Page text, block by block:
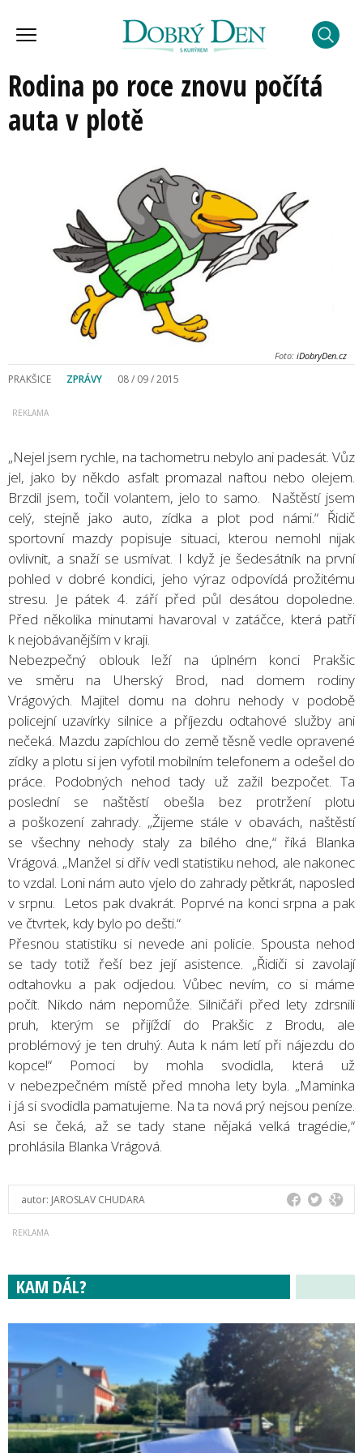
Rodina po roce znovu počítá
auta v plotě
Foto: iDobryDen.cz
PRAKŠICE ZPRÁVY 08 / 09 / 2015
„Nejel jsem rychle, na tachometru nebylo ani padesát. Vůz
jel, jako by někdo asfalt promazal naftou nebo olejem.
Brzdil jsem, točil volantem, jelo to samo. Naštěstí jsem
celý, stejně jako auto, zídka a plot pod námi.“ Řidič
sportovní mazdy popisuje situaci, kterou nemohl nijak
ovlivnit, a snaží se usmívat. I když je šedesátník na první
pohled v dobré kondici, jeho výraz odpovídá prožitému
stresu. Je pátek 4. září před půl desátou dopoledne.
Před několika minutami havaroval v zatáčce, která patří
k nejobávanějším v kraji.
Nebezpečný oblouk leží na úplném konci Prakšic
ve směru na Uherský Brod, nad domem rodiny
Vrágových. Majitel domu na dohru nehody v podobě
policejní uzavírky silnice a příjezdu odtahové služby ani
nečeká. Mazdu zapíchlou do země těsně vedle opravené
zídky a plotu si jen vyfotil mobilním telefonem a odešel do
práce. Podobných nehod tady už zažil bezpočet. Ta
poslední se naštěstí obešla bez protržení plotu
a poškození zahrady. „Žijeme stále v obavách, naštěstí
se všechny nehody staly za bílého dne,“ říká Blanka
Vrágová. „Manžel si dřív vedl statistiku nehod, ale nakonec
to vzdal. Loni nám auto vjelo do zahrady pětkrát, naposled
v srpnu. Letos pak dvakrát. Poprvé na konci srpna a pak
ve čtvrtek, kdy bylo po dešti.“
Přesnou statistiku si nevede ani policie. Spousta nehod
se tady totiž řeší bez její asistence. „Řidiči si zavolají
odtahovku a pak odjedou. Vůbec nevím, co si máme
počít. Nikdo nám nepomůže. Silničáři před lety zdrsnili
pruh, kterým se přijíždí do Prakšic z Brodu, ale
problémový je ten druhý. Auta k nám letí při nájezdu do
kopce!“ Pomoci by mohla svodidla, která už
v nebezpečném místě před mnoha lety byla. „Maminka
i já si svodidla pamatujeme. Na ta nová prý nejsou peníze.
Asi se čeká, až se tady stane nějaká velká tragédie,“
prohlásila Blanka Vrágová.
autor: JAROSLAV CHUDARA
KAM DÁL?